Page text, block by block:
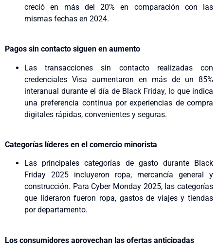
creció en más del 20% en comparación con las
mismas fechas en 2024.
Pagos sin contacto siguen en aumento
Las transacciones sin contacto realizadas con
credenciales Visa aumentaron en más de un 85%
interanual durante el día de Black Friday, lo que indica
una preferencia continua por experiencias de compra
digitales rápidas, convenientes y seguras.
Categorías líderes en el comercio minorista
Las principales categorías de gasto durante Black
Friday 2025 incluyeron ropa, mercancía general y
construcción. Para Cyber Monday 2025, las categorías
que lideraron fueron ropa, gastos de viajes y tiendas
por departamento.
Los consumidores aprovechan las ofertas anticipadas